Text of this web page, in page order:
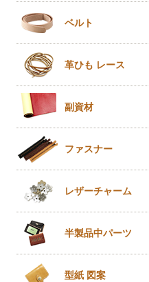
ベルト
革ひも レース
副資材
ファスナー
レザーチャーム
半製品中パーツ
型紙 図案